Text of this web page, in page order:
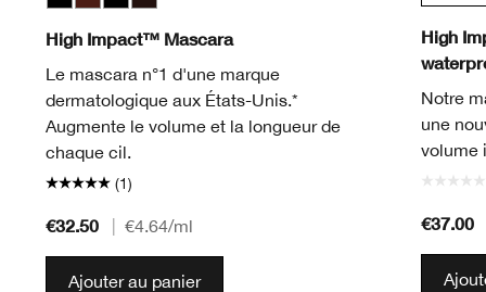
High Impact™ Mascara
Le mascara n°1 d'une marque
dermatologique aux États-Unis.*
Augmente le volume et la longueur de
chaque cil.
(1)
€32.50 €4.64/ml
Ajouter au panier
High
Notre
une
volume
€37.00